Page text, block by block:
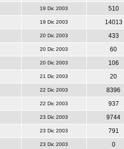
19 Dic 2003
510
19 Dic 2003
14013
20 Dic 2003
433
20 Dic 2003
60
20 Dic 2003
106
21 Dic 2003
20
22 Dic 2003
8396
22 Dic 2003
937
23 Dic 2003
9744
23 Dic 2003
791
23 Dic 2003
0